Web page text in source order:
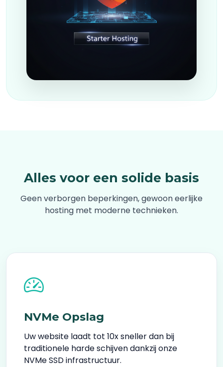
Alles voor een solide basis
Geen verborgen beperkingen, gewoon eerlijke
hosting met moderne technieken.
NVMe Opslag
Uw website laadt tot 10x sneller dan bij
traditionele harde schijven dankzij onze
NVMe SSD infrastructuur.